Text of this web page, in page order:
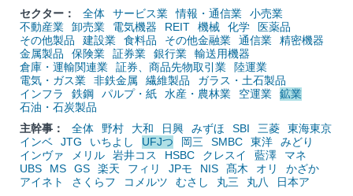
セクター：
全体 サービス業 情報・通信業
小売業
不動産業
卸売業 電気機器 REIT 機械 化学
医薬品
その他製品
建設業 食料品 その他金融業 通信業
精密機器
金属製品
保険業 証券業 銀行業
輸送用機器
倉庫・運輸関連業
証券、商品先物取引業
陸運業
電気・ガス業
非鉄金属 繊維製品
ガラス・土石製品
インフラ
鉄鋼 パルプ・紙 水産・農林業 空運業
鉱業
石油・石炭製品
主幹事：
全体 野村 大和 日興 みずほ SBI 三菱
東海東京
インベ
JTG いちよし UFJつ 岡三 SMBC 東洋
みどり
インヴァ
メリル 岩井コス HSBC クレスイ 藍澤
マネ
UBS
MS GS 楽天 フィリ JPモ NIS 髙木 オリ
かざか
アイネト
さくらフ コメルツ むさし 丸三 丸八
日本ア